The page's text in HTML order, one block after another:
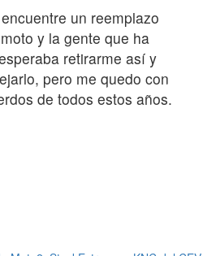
un reemplazo
y la gente que ha
retirarme así y
pero me quedo con
de todos estos años.